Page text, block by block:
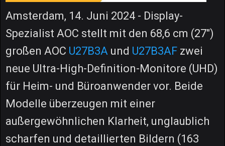
Amsterdam, 14. Juni 2024 - Display-
Spezialist AOC stellt mit den 68,6 cm (27")
großen AOC U27B3A und U27B3AF zwei
neue Ultra-High-Definition-Monitore (UHD)
für Heim- und Büroanwender vor. Beide
Modelle überzeugen mit einer
außergewöhnlichen Klarheit, unglaublich
scharfen und detaillierten Bildern (163